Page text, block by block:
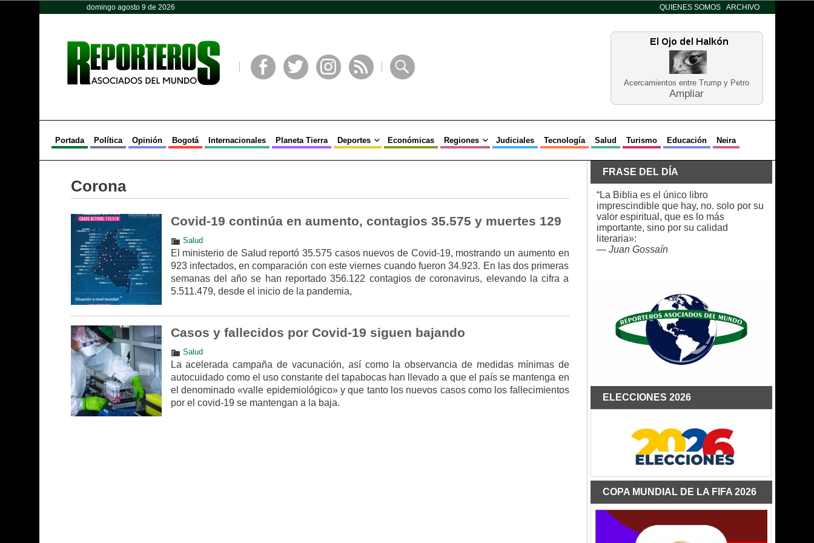
domingo agosto 9 de 2026 QUIENES SOMOS ARCHIVO
Acercamientos entre Trump y Petro
Ampliar
Portada Política Opinión Bogotá Internacionales Planeta Tierra Deportes Económicas Regiones Judiciales Tecnología Salud Turismo Educación Neira
Corona
Covid-19 continúa en aumento, contagios 35.575 y muertes 129
Salud
El ministerio de Salud reportó 35.575 casos nuevos de Covid-19, mostrando un aumento en
923 infectados, en comparación con este viernes cuando fueron 34.923. En las dos primeras
semanas del año se han reportado 356.122 contagios de coronavirus, elevando la cifra a
5.511.479, desde el inicio de la pandemia,
Casos y fallecidos por Covid-19 siguen bajando
Salud
La acelerada campaña de vacunación, así como la observancia de medidas mínimas de
autocuidado como el uso constante del tapabocas han llevado a que el país se mantenga en
el denominado «valle epidemiológico» y que tanto los nuevos casos como los fallecimientos
por el covid-19 se mantengan a la baja.
FRASE DEL DÍA
“La Biblia es el único libro
imprescindible que hay, no. solo por su
valor espiritual, que es lo más
importante, sino por su calidad
literaria»:
— Juan Gossaín
ELECCIONES 2026
COPA MUNDIAL DE LA FIFA 2026
Opinión Política